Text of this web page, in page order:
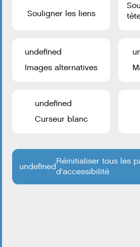
Suivez-nous :
Souligner les liens
undefined
Images alternatives
undefined
Curseur blanc
undefinedRéinitialiser tous les
d'accessibilité
Certains cookies sont nécessaires
ce site. En outre, certains services
votre autorisation pour